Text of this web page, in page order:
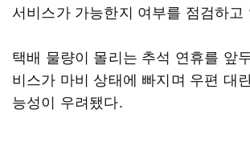
서비스가 가능한지 여부를 점검하고
택배 물량이 몰리는 추석 연휴를 앞
비스가 마비 상태에 빠지며 우편 대
능성이 우려됐다.